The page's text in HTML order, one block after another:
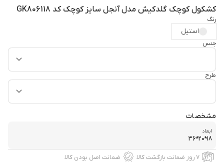
کشکول کوچک گلدکیش مدل آنجل سایز کوچک کد GK806118
رنگ
استیل
جنس
طرح
مشخصات
ابعاد
18*20*36
۷ روز ضمانت بازگشت کالا ضمانت اصل بودن کالا